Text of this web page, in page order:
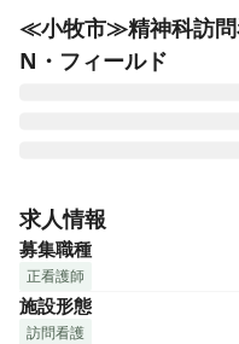
≪小牧市≫精神科訪問
N・フィールド
添い・共に支え合う地域
その専門的な知識・経験
ート」が、私たちの強みで
ご利用者様が住み慣れた
活を支援しています。
求人情報
募集職種
正看護師
施設形態
訪問看護